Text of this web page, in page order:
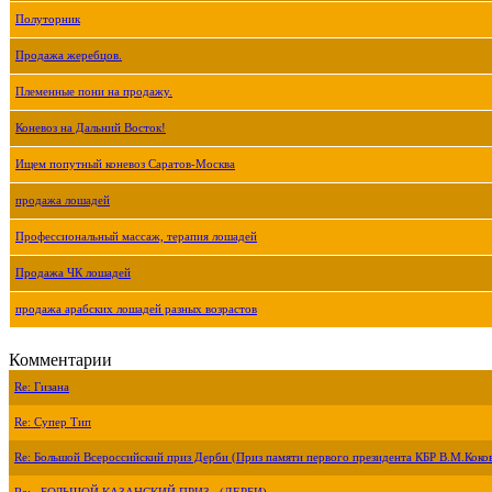
Полуторник
Продажа жеребцов.
Племенные пони на продажу.
Коневоз на Дальний Восток!
Ищем попутный коневоз Саратов-Москва
продажа лошадей
Профессиональный массаж, терапия лошадей
Продажа ЧК лошадей
продажа арабских лошадей разных возрастов
Комментарии
Re: Гизана
Re: Супер Тип
Re: Большой Всероссийский приз Дерби (Приз памяти первого президента КБР